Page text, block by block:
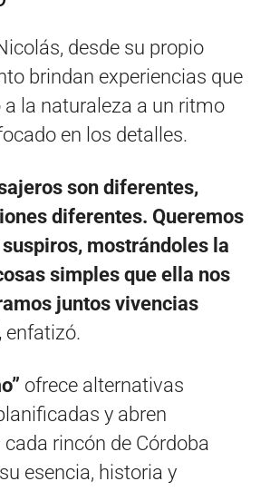
desde su propio
brindan experiencias que
a la naturaleza a un ritmo
en los detalles.
son diferentes,
diferentes. Queremos
mostrándoles la
simples que ella nos
juntos vivencias
enfatizó.
ofrece alternativas
y abren
rincón de Córdoba
esencia, historia y